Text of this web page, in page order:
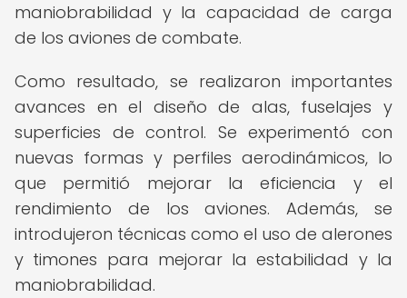
maniobrabilidad y la capacidad de carga
de los aviones de combate.
Como resultado, se realizaron importantes
avances en el diseño de alas, fuselajes y
superficies de control. Se experimentó con
nuevas formas y perfiles aerodinámicos, lo
que permitió mejorar la eficiencia y el
rendimiento de los aviones. Además, se
introdujeron técnicas como el uso de alerones
y timones para mejorar la estabilidad y la
maniobrabilidad.